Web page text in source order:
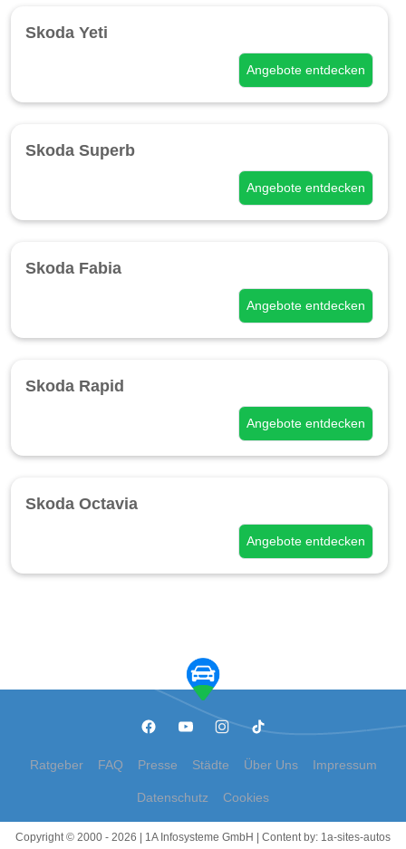
Skoda Yeti
Angebote entdecken
Skoda Superb
Angebote entdecken
Skoda Fabia
Angebote entdecken
Skoda Rapid
Angebote entdecken
Skoda Octavia
Angebote entdecken
Ratgeber FAQ Presse Städte Über Uns Impressum
Datenschutz Cookies
Copyright © 2000 - 2026 | 1A Infosysteme GmbH | Content by: 1a-sites-autos